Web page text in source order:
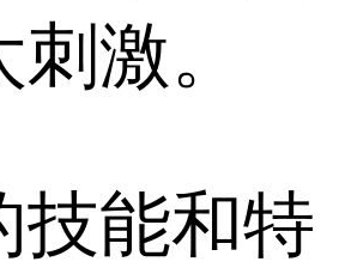
激。
技能和特